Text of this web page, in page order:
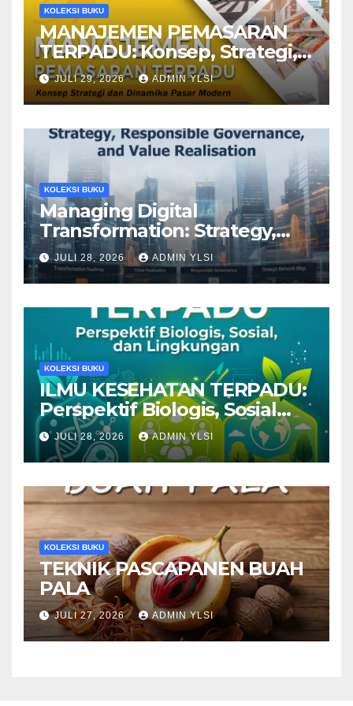
KOLEKSI BUKU
MANAJEMEN PEMASARAN
TERPADU: Konsep, Strategi,
dan Dinamika Pasar Modern
JULI 29, 2026 ADMIN YLSI
KOLEKSI BUKU
Managing Digital
Transformation: Strategy,
Responsible Governance,
and Value Realisation
JULI 28, 2026 ADMIN YLSI
KOLEKSI BUKU
ILMU KESEHATAN TERPADU:
Perspektif Biologis, Sosial
dan Lingkungan
JULI 28, 2026 ADMIN YLSI
KOLEKSI BUKU
TEKNIK PASCAPANEN BUAH
PALA
JULI 27, 2026 ADMIN YLSI